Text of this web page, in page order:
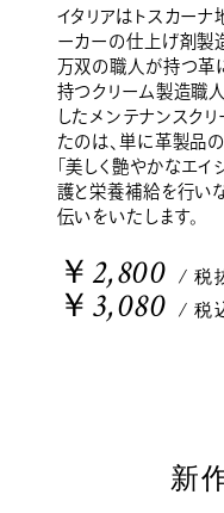
イタリアはトスカー
ーカーの仕上げ剤製
万双の職人が持つ革
持つクリーム製造職
したメンテナンスク
たのは、単に革製品の
「美しく艶やかなエ
護と栄養補給を行い
伝いをいたします。
￥2,800 / 税
￥3,080 / 税
新